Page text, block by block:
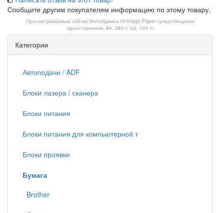
Сообщите другим покупателям информацию по этому товару.
Просматриваемые сейчас:Фотобумага Hi-Image Paper суперглянцевая
односторонняя, A4, 280 г/ м2, 100 л.
Категории
Автоподачи / ADF
Блоки лазера / сканера
Блоки питания
Блоки питания для компьютерной т
Блоки проявки
Бумага
Brother